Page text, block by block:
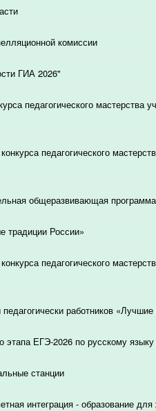
комиссии
ГИА 2026"
педагогического мастерства
педагогического
общеразвивающая
традиции России»
педагогического
работников «Лучшие
этапа ЕГЭ-2026 по русскому
станции
интеграция - образование для